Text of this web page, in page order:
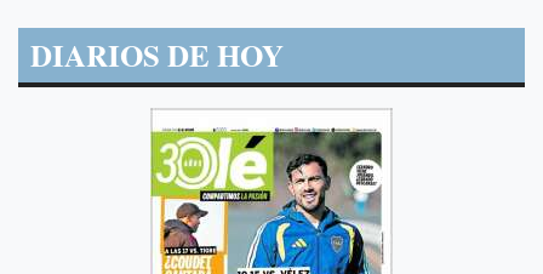
DIARIOS DE HOY